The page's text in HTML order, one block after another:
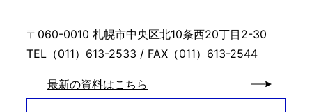
〒060-0010 札幌市中央区北10条西20丁目2-30
TEL（011）613-2533 / FAX（011）613-2544
最新の資料はこちら